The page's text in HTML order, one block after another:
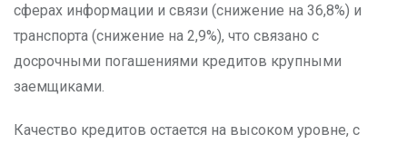
сферах информации и связи (снижение на 36,8%) и
транспорта (снижение на 2,9%), что связано с
досрочными погашениями кредитов крупными
заемщиками.
Качество кредитов остается на высоком уровне, с